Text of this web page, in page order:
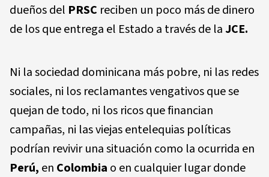
dueños del PRSC reciben un poco más de dinero
de los que entrega el Estado a través de laJCE.
Ni la sociedad dominicana más pobre, ni las redes
sociales, ni los reclamantes vengativos que se
quejan de todo, ni los ricos que financian
campañas, ni las viejas entelequias políticas
podrían revivir una situación como la ocurrida en
Perú, en Colombia o en cualquier lugar donde